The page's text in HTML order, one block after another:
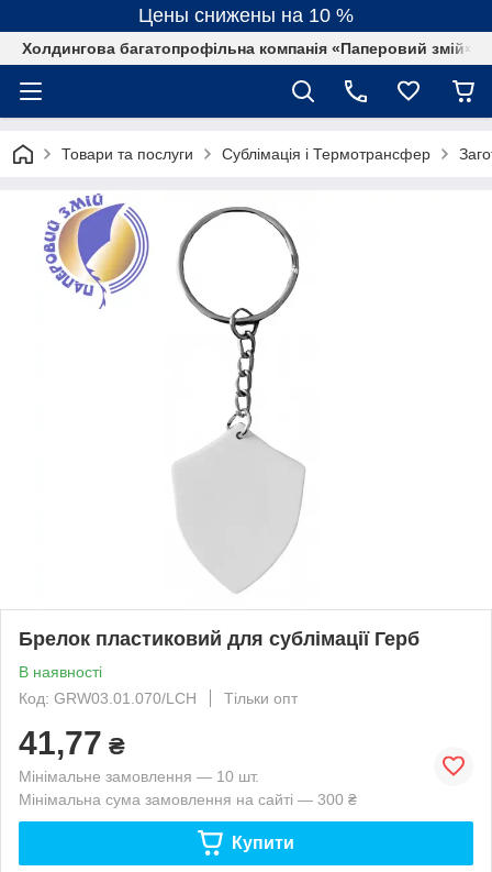
Цены снижены на 10 %
Холдингова багатопрофільна компанія «Паперовий змій»
Товари та послуги Сублімація і Термотрансфер
Брелок пластиковий для сублімації Герб
В наявності
Код: GRW03.01.070/LCH
Тільки опт
41,77 ₴
Мінімальне замовлення — 10 шт.
Мінімальна сума замовлення на сайті — 300 ₴
Купити